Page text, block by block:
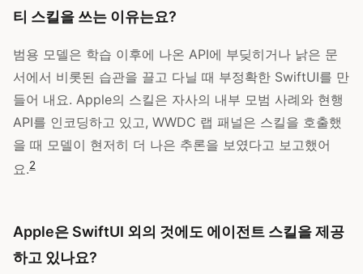
티 스킬을 쓰는 이유는요?
범용 모델은 학습 이후에 나온 API에 부딪히거나 낡은 문
서에서 비롯된 습관을 끌고 다닐 때 부정확한 SwiftUI를 만
들어 내요. Apple의 스킬은 자사의 내부 모범 사례와 현행
API를 인코딩하고 있고, WWDC 랩 패널은 스킬을 호출했
을 때 모델이 현저히 더 나은 추론을 보였다고 보고했어
요.2
Apple은 SwiftUI 외의 것에도 에이전트 스킬을 제공
하고 있나요?